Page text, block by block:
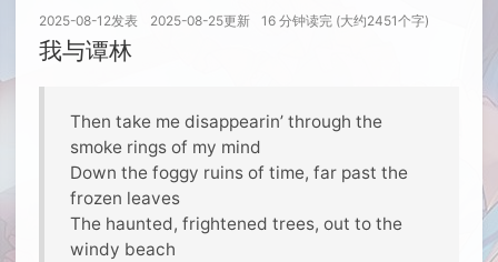
2025-08-12发表 2025-08-25更新 16 分钟读完 (大约2451个字)
我与谭林
Then take me disappearin’ through the
smoke rings of my mind
Down the foggy ruins of time, far past the
frozen leaves
The haunted, frightened trees, out to the
windy beach